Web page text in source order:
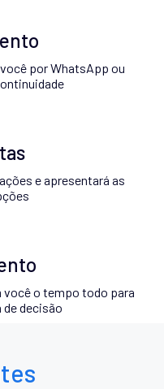
por WhatsApp ou
e apresentará as
o tempo todo para
de decisão